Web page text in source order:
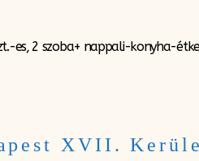
es, 2 szoba+ nappali-konyha-
XVII.